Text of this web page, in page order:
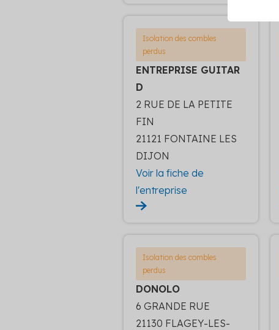
Isolation des combles
perdus
ENTREPRISE GUITAR
D
2 RUE DE LA PETITE
FIN
21121 FONTAINE LES
DIJON
Voir la fiche de
l'entreprise
Isolation des combles
perdus
DONOLO
6 GRANDE RUE
21130 FLAGEY-LES-